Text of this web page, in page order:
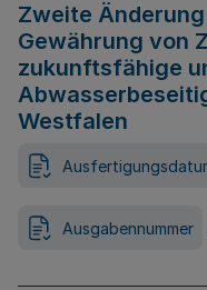
Zweite
Gewährung von
zukunftsfähige
Westfalen
Ausgabennummer